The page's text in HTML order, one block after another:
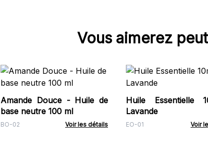
Vous aimerez
Amande Douce - Huile de
base neutre 100 ml
BO-02 Voir les détails
Huile Essentielle
Lavande
EO-01 Voir